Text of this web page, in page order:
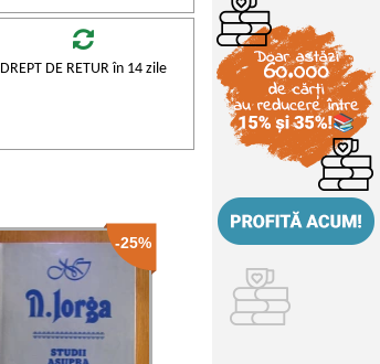
DREPT DE RETUR în 14 zile
-25%